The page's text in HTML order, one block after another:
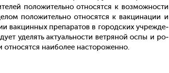
по­ложи­тель­но от­но­сят­ся к воз­можнос­ти
по­ложи­тель­но от­но­сят­ся к вак­ци­нации и
вак­цинных пре­пара­тов в го­род­ских уч­режде­
уде­лять ак­ту­аль­нос­ти вет­ря­ной ос­пы и ро­
на­ибо­лее нас­то­рожен­но.